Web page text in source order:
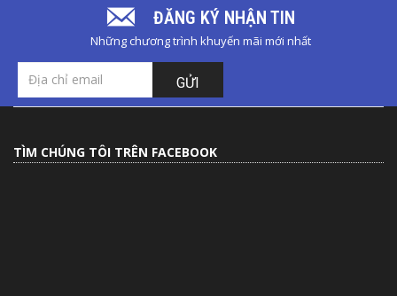
ĐĂNG KÝ NHẬN TIN
Những chương trình khuyến mãi mới nhất
GỬI
TÌM CHÚNG TÔI TRÊN FACEBOOK